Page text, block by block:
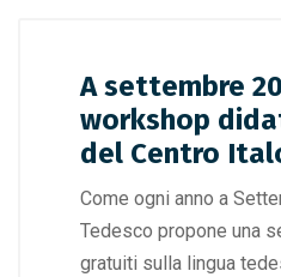
A settembre
workshop
del Centro
Come ogni anno a
Tedesco propone una
gratuiti sulla lingua